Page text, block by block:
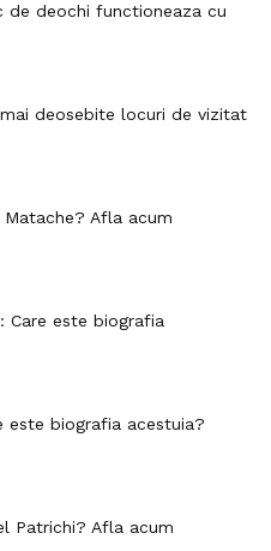
de deochi functioneaza cu
deosebite locuri de vizitat
Matache? Afla acum
Care este biografia
este biografia acestuia?
Patrichi? Afla acum